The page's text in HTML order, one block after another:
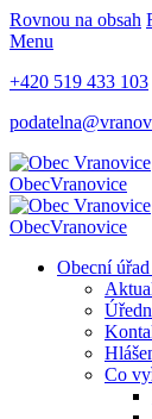
Rovnou na obsah
Menu
+420 519 433 103
ObecVranovice
ObecVranovice
Obecní úřad
Co